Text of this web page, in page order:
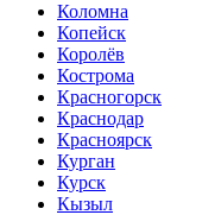
Коломна
Копейск
Королёв
Кострома
Красногорск
Краснодар
Красноярск
Курган
Курск
Кызыл